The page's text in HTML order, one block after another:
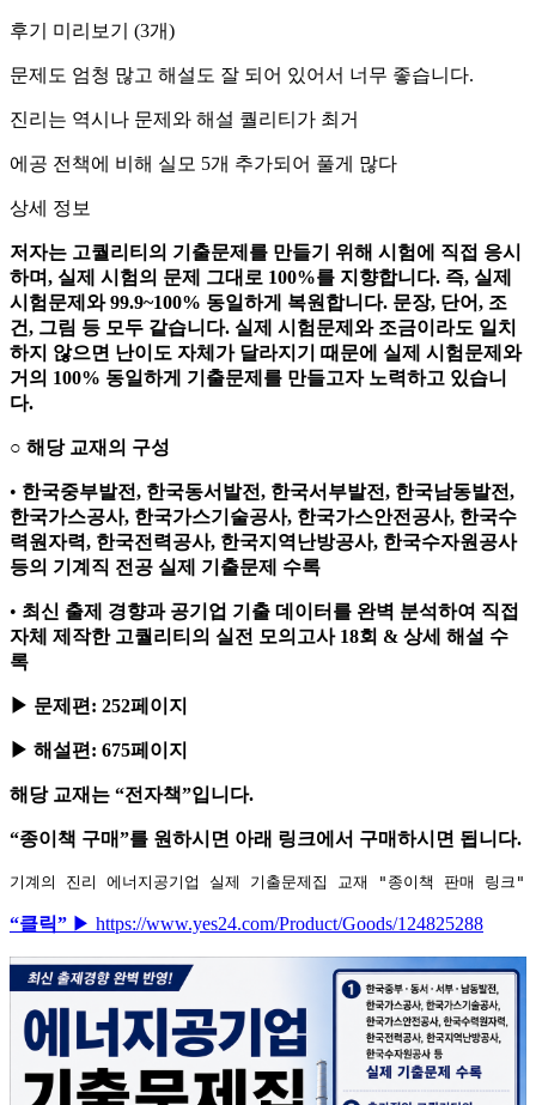
후기 미리보기 (3개)
문제도 엄청 많고 해설도 잘 되어 있어서 너무 좋습니다.
진리는 역시나 문제와 해설 퀄리티가 최거
에공 전책에 비해 실모 5개 추가되어 풀게 많다
상세 정보
저자는 고퀄리티의 기출문제를 만들기 위해 시험에 직접 응시
하며, 실제 시험의 문제 그대로 100%를 지향합니다. 즉, 실제
시험문제와 99.9~100% 동일하게 복원합니다. 문장, 단어, 조
건, 그림 등 모두 같습니다. 실제 시험문제와 조금이라도 일치
하지 않으면 난이도 자체가 달라지기 때문에 실제 시험문제와
거의 100% 동일하게 기출문제를 만들고자 노력하고 있습니
다.
○ 해당 교재의 구성
• 한국중부발전, 한국동서발전, 한국서부발전, 한국남동발전,
한국가스공사, 한국가스기술공사, 한국가스안전공사, 한국수
력원자력, 한국전력공사, 한국지역난방공사, 한국수자원공사
등의 기계직 전공 실제 기출문제 수록
• 최신 출제 경향과 공기업 기출 데이터를 완벽 분석하여 직접
자체 제작한 고퀄리티의 실전 모의고사 18회 & 상세 해설 수
록
▶ 문제편: 252페이지
▶ 해설편: 675페이지
해당 교재는 “전자책”입니다.
“종이책 구매”를 원하시면 아래 링크에서 구매하시면 됩니다.
기계의 진리 에너지공기업 실제 기출문제집 교재 "종이책 판매 링크"
“클릭” ▶ https://www.yes24.com/Product/Goods/124825288